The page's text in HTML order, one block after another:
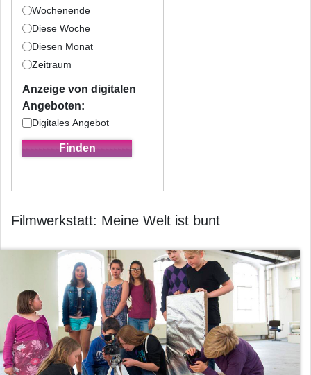
Wochenende
Diese Woche
Diesen Monat
Zeitraum
Anzeige von digitalen
Angeboten:
Digitales Angebot
Filmwerkstatt: Meine Welt ist bunt